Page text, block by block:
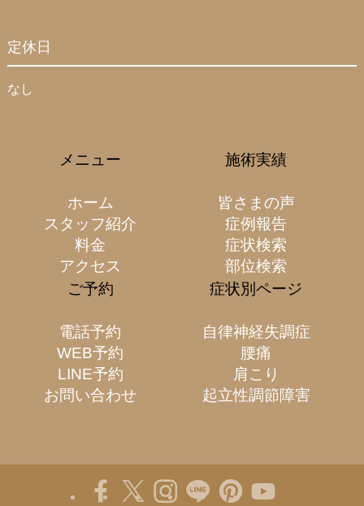
定休日
なし
メニュー
ホーム
スタッフ紹介
料金
アクセス
施術実績
皆さまの声
症例報告
症状検索
部位検索
ご予約
電話予約
WEB予約
LINE予約
お問い合わせ
症状別ページ
自律神経失調症
腰痛
肩こり
起立性調節障害